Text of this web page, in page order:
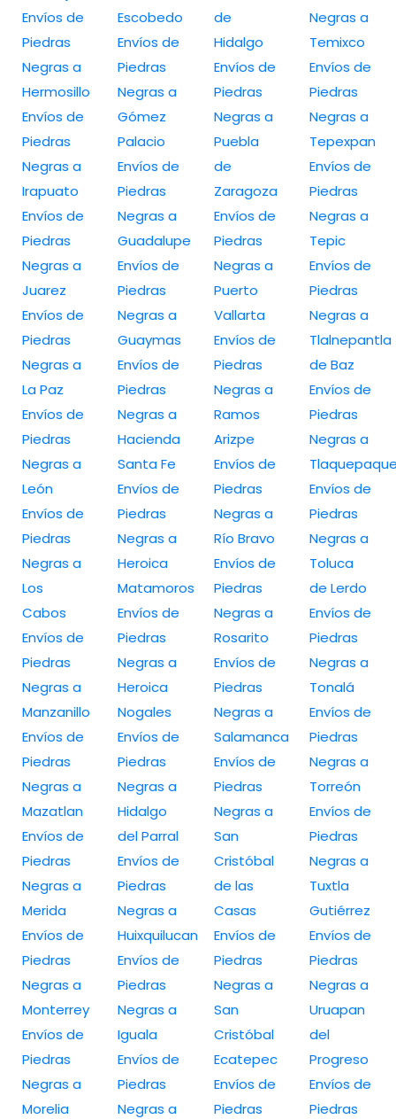
Envíos de
Piedras
Negras a
Hermosillo
Envíos de
Piedras
Negras a
Irapuato
Envíos de
Piedras
Negras a
Juarez
Envíos de
Piedras
Negras a
La Paz
Envíos de
Piedras
Negras a
León
Envíos de
Piedras
Negras a
Los
Cabos
Envíos de
Piedras
Negras a
Manzanillo
Envíos de
Piedras
Negras a
Mazatlan
Envíos de
Piedras
Negras a
Merida
Envíos de
Piedras
Negras a
Monterrey
Envíos de
Piedras
Negras a
Morelia
Escobedo
Envíos de
Piedras
Negras a
Gómez
Palacio
Envíos de
Piedras
Negras a
Guadalupe
Envíos de
Piedras
Negras a
Guaymas
Envíos de
Piedras
Negras a
Hacienda
Santa Fe
Envíos de
Piedras
Negras a
Heroica
Matamoros
Envíos de
Piedras
Negras a
Heroica
Nogales
Envíos de
Piedras
Negras a
Hidalgo
del Parral
Envíos de
Piedras
Negras a
Huixquilucan
Envíos de
Piedras
Negras a
Iguala
Envíos de
Piedras
Negras a
de
Hidalgo
Envíos de
Piedras
Negras a
Puebla
de
Zaragoza
Envíos de
Piedras
Negras a
Puerto
Vallarta
Envíos de
Piedras
Negras a
Ramos
Arizpe
Envíos de
Piedras
Negras a
Río Bravo
Envíos de
Piedras
Negras a
Rosarito
Envíos de
Piedras
Negras a
Salamanca
Envíos de
Piedras
Negras a
San
Cristóbal
de las
Casas
Envíos de
Piedras
Negras a
San
Cristóbal
Ecatepec
Envíos de
Piedras
Negras a
Temixco
Envíos de
Piedras
Negras a
Tepexpan
Envíos de
Piedras
Negras a
Tepic
Envíos de
Piedras
Negras a
Tlalnepantla
de Baz
Envíos de
Piedras
Negras a
Envíos de
Piedras
Negras a
Toluca
de Lerdo
Envíos de
Piedras
Negras a
Tonalá
Envíos de
Piedras
Negras a
Torreón
Envíos de
Piedras
Negras a
Tuxtla
Gutiérrez
Envíos de
Piedras
Negras a
Uruapan
del
Progreso
Envíos de
Piedras